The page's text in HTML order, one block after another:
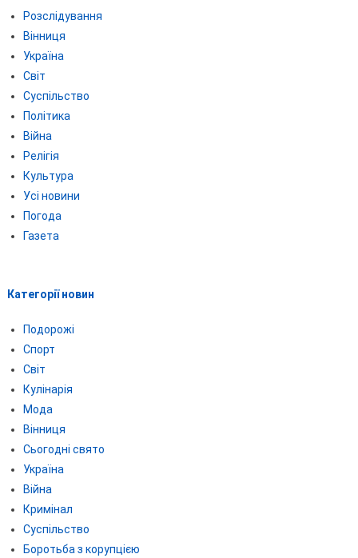
Розслідування
Вінниця
Україна
Світ
Суспільство
Політика
Війна
Релігія
Культура
Усі новини
Погода
Газета
Категорії новин
Подорожі
Спорт
Світ
Кулінарія
Мода
Вінниця
Сьогодні свято
Україна
Війна
Кримінал
Суспільство
Боротьба з корупцією